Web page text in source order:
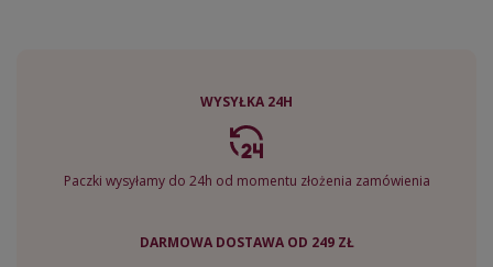
WYSYŁKA 24H
Paczki wysyłamy do 24h od momentu złożenia zamówienia
DARMOWA DOSTAWA OD 249 ZŁ